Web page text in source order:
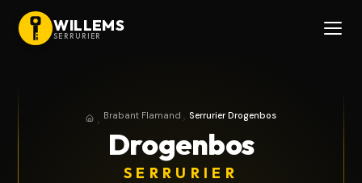
WILLEMS
SERRURIER
AccueilProvince du Brabant Flamand
Brabant Flamand Serrurier Drogenbos
Drogenbos
SERRURIER